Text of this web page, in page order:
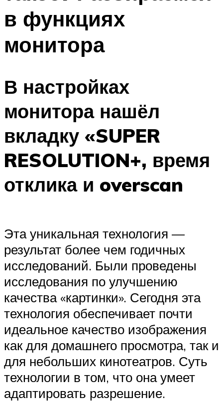
в функциях
монитора
В настройках
монитора нашёл
вкладку «SUPER
RESOLUTION+, время
отклика и overscan
Эта уникальная технология —
результат более чем годичных
исследований. Были проведены
исследования по улучшению
качества «картинки». Сегодня эта
технология обеспечивает почти
идеальное качество изображения
как для домашнего просмотра, так и
для небольших кинотеатров. Суть
технологии в том, что она умеет
адаптировать разрешение.